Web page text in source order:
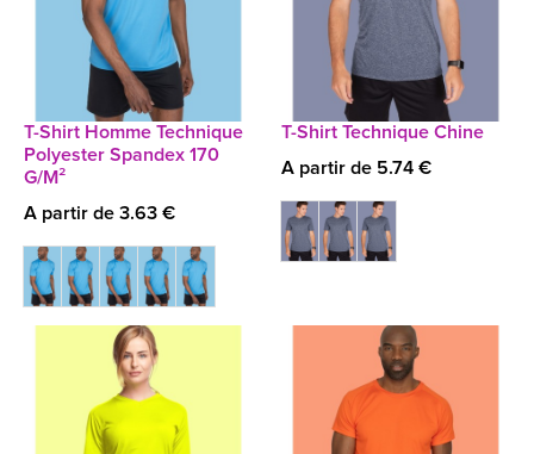
T-Shirt Homme Technique
Polyester Spandex 170
G/M²
A partir de 3.63 €
T-Shirt Technique Chine
A partir de 5.74 €